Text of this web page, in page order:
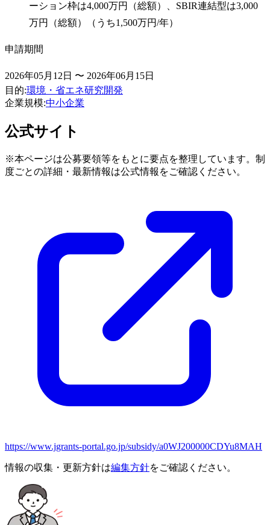
ーション枠は4,000万円（総額）、SBIR連結型は3,000
万円（総額）（うち1,500万円/年）
申請期間
2026年05月12日 〜 2026年06月15日
目的:環境・省エネ研究開発
企業規模:中小企業
公式サイト
※本ページは公募要領等をもとに要点を整理しています。制
度ごとの詳細・最新情報は公式情報をご確認ください。
https://www.jgrants-portal.go.jp/subsidy/a0WJ200000CDYu8MAH
情報の収集・更新方針は編集方針をご確認ください。